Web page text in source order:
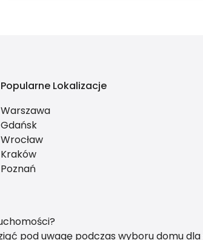
Popularne Lokalizacje
Warszawa
Gdańsk
Wrocław
Kraków
Poznań
pod uwagę podczas wyboru domu dla